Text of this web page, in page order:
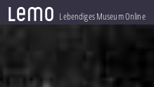
lemo Lebendiges Museum Online